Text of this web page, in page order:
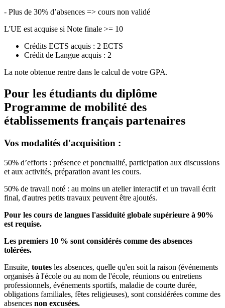
- Plus de 30% d’absences => cours non validé
L'UE est acquise si Note finale >= 10
Crédits ECTS acquis : 2 ECTS
Crédit de Langue acquis : 2
La note obtenue rentre dans le calcul de votre GPA.
Pour les étudiants du diplôme
Programme de mobilité des
établissements français partenaires
Vos modalités d'acquisition :
50% d’efforts : présence et ponctualité, participation aux discussions
et aux activités, préparation avant les cours.
50% de travail noté : au moins un atelier interactif et un travail écrit
final, d'autres petits travaux peuvent être ajoutés.
Pour les cours de langues l'assiduité globale supérieure à 90%
est requise.
Les premiers 10 % sont considérés comme des absences
tolérées.
Ensuite, toutes les absences, quelle qu'en soit la raison (événements
organisés à l'école ou au nom de l'école, réunions ou entretiens
professionnels, événements sportifs, maladie de courte durée,
obligations familiales, fêtes religieuses), sont considérées comme des
absences non excusées.